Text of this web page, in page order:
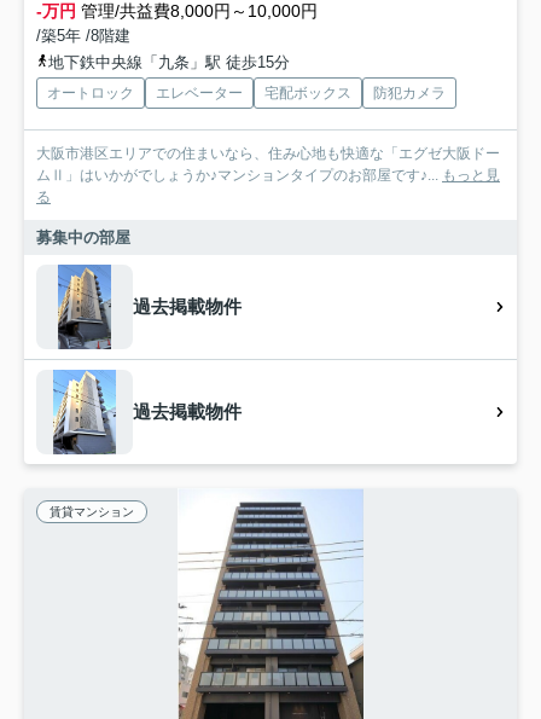
-万円 管理/共益費8,000円～10,000円
/築5年 /8階建
地下鉄中央線「九条」駅 徒歩15分
オートロック エレベーター 宅配ボックス 防犯カメラ
大阪市港区エリアでの住まいなら、住み心地も快適な「エグゼ大阪ドー
ムⅡ」はいかがでしょうか♪マンションタイプのお部屋です♪... もっと見
る
募集中の部屋
過去掲載物件
過去掲載物件
賃貸マンション